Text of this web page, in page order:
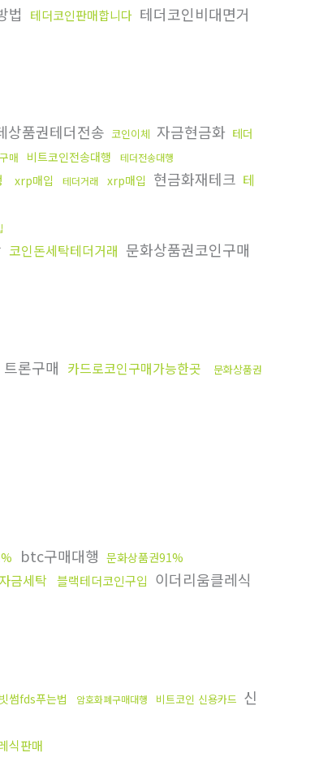
법 테더코인판매합니다 테더코인비대면거
상품권테더전송 코인이체 자금현금화 테더
매 비트코인전송대행 테더전송대행
xrp매입 테더거래 xrp매입 현금화재테크 테
코인돈세탁테더거래 문화상품권코인구매
트론구매 카드로코인구매가능한곳
문화상품권
btc구매대행 문화상품권91%
자금세탁 블랙테더코인구입 이더리움클레식
빗썸fds푸는법 암호화폐구매대행 비트코인 신용카드 신
식판매